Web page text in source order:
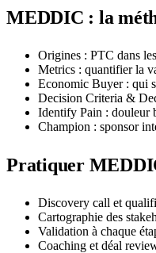
MEDDIC : la
Origines : PTC dans
Metrics : quantifier la
Economic Buyer : qui
Decision Criteria &
Identify Pain : douleur
Champion : sponsor
Pratiquer
Discovery call et
Cartographie des
Validation à chaque
Coaching et déal